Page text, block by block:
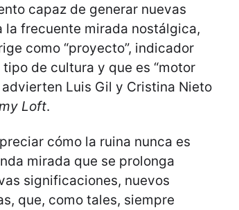
capaz de generar nuevas
la frecuente mirada nostálgica,
como “proyecto”, indicador
de cultura y que es “motor
Luis Gil y Cristina Nieto
Loft.
cómo la ruina nunca es
mirada que se prolonga
significaciones, nuevos
que, como tales, siempre